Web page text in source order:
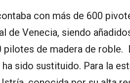
con más de 600
de Venecia, siendo
pilotes de madera de roble.
ha sido sustituido. Para la